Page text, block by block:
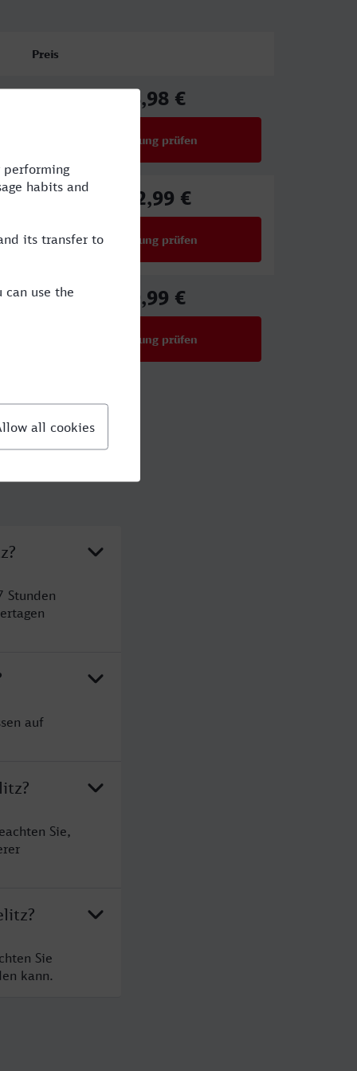
Preis
78,98 €
Verbindung prüfen
112,99 €
Verbindung prüfen
49,99 €
Verbindung prüfen
Stunden
auf
Sie,
Sie
kann.